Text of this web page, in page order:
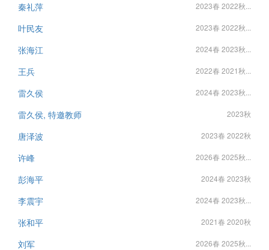
秦礼萍 2023春 2022秋...
叶民友 2023春 2022秋...
张海江 2024春 2023秋...
王兵 2022春 2021秋...
雷久侯 2024春 2023秋...
雷久侯, 特邀教师 2023秋
唐泽波 2023春 2022秋
许峰 2026春 2025秋...
彭海平 2024春 2023秋
李震宇 2024春 2023秋...
张和平 2021春 2020秋
刘军 2026春 2025秋...